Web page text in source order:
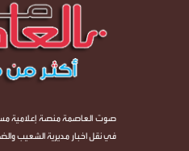
صوت العاصمة منصة إعلامية
في نقل اخبار مديرية الشعيب